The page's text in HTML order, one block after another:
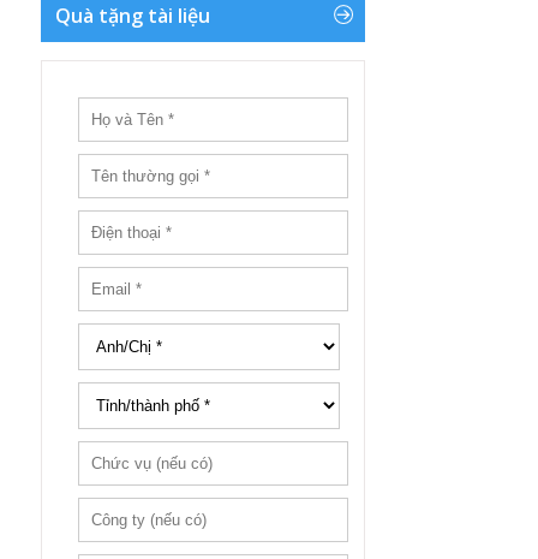
Quà tặng tài liệu